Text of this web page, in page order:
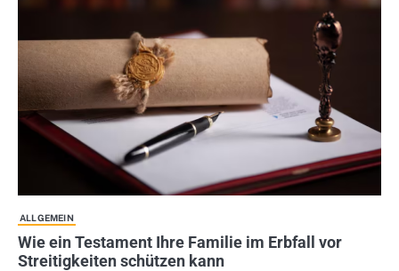
ALLGEMEIN
Wie ein Testament Ihre Familie im Erbfall vor
Streitigkeiten schützen kann